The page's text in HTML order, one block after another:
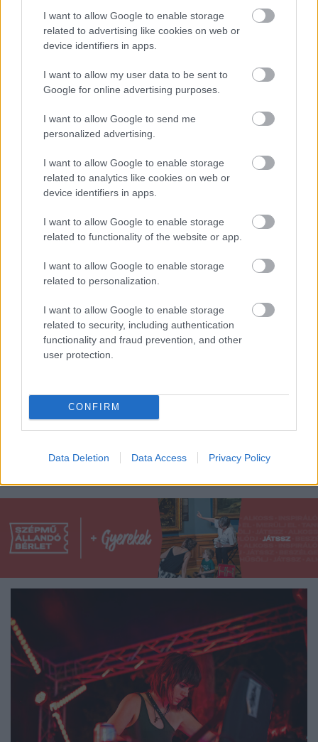
I want to allow Google to enable storage
related to advertising like cookies on web or
device identifiers in apps.
I want to allow my user data to be sent to
Google for online advertising purposes.
I want to allow Google to send me
personalized advertising.
I want to allow Google to enable storage
related to analytics like cookies on web or
device identifiers in apps.
I want to allow Google to enable storage
related to functionality of the website or app.
I want to allow Google to enable storage
related to personalization.
I want to allow Google to enable storage
related to security, including authentication
functionality and fraud prevention, and other
user protection.
CONFIRM
Data Deletion Data Access Privacy Policy
Kreatív eszközök testközelből -
Pentel kínálat a Hungary Pen Show-
színes_ötletek•2025. november 18.
A kreatív hobbi több mint szabadidős elfoglaltság:
eszközök, technikák, papírok és vonalak találkozása,
ahol mindenki megtalálhatja a saját ...